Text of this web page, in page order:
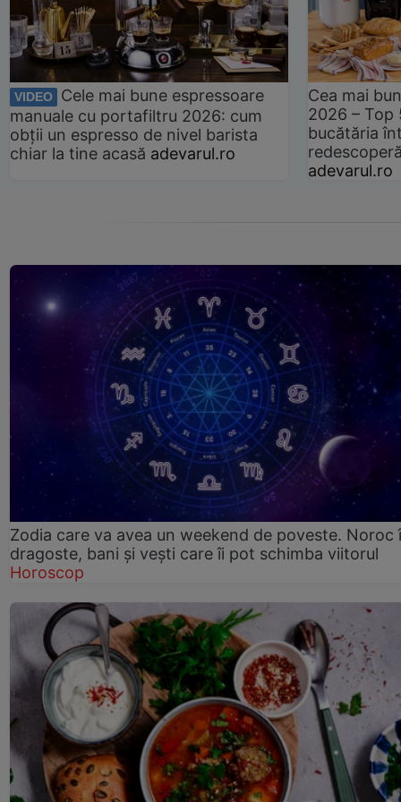
VIDEO
Cele mai bune espressoare
manuale cu portafiltru 2026: cum
obții un espresso de nivel barista
chiar la tine acasă adevarul.ro
Cea mai
2026 –
bucătăria
adevarul.ro
Zodia care va avea un weekend de poveste. Noroc
dragoste, bani și vești care îi pot schimba viitorul
Horoscop